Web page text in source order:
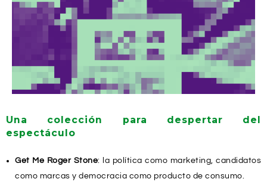
Una colección para despertar del
espectáculo
Get Me Roger Stone: la política como marketing, candidatos
como marcas y democracia como producto de consumo.